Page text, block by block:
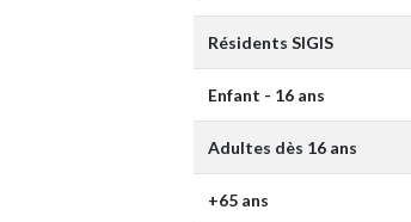
Résidents SIGIS
Enfant - 16 ans
Adultes dès 16 ans
+65 ans